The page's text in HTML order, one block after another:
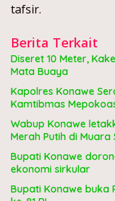
tafsir.
Berita Terkait
Diseret 10 Meter,
Mata Buaya
Kapolres Konawe
Kamtibmas
Wabup Konawe
Merah Putih di
Bupati Konawe
ekonomi sirkular
Bupati Konawe buka